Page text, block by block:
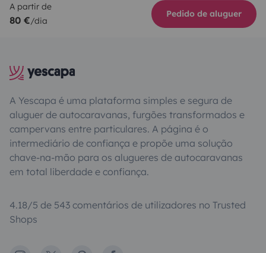
A partir de
80 €/dia
Pedido de aluguer
A Yescapa é uma plataforma simples e segura de
aluguer de autocaravanas, furgões transformados e
campervans entre particulares. A página é o
intermediário de confiança e propõe uma solução
chave-na-mão para os alugueres de autocaravanas
em total liberdade e confiança.
4.18/5 de 543 comentários de utilizadores no Trusted
Shops